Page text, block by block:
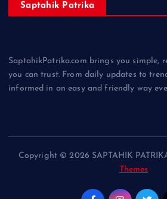
Saptahik Patrika
SaptahikPatrika.com brings you simple,
you can trust. From daily updates to
informed in an easy and friendly way
Copyright © 2026 SAPTAHIK
Themes